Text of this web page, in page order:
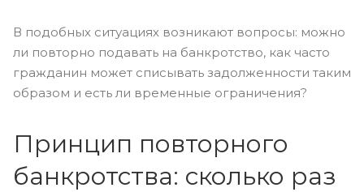
В подобных ситуациях возникают вопросы: можно
ли повторно подавать на банкротство, как часто
гражданин может списывать задолженности таким
образом и есть ли временные ограничения?
Принцип повторного
банкротства: сколько раз